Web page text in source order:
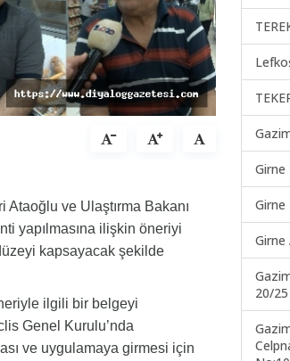
Ataoğlu ve Ulaştırma Bakanı
yapılmasına ilişkin öneriyi
kapsayacak şekilde
ilgili bir belgeyi
Genel Kurulu’nda
ve uygulamaya girmesi için
Girne
Girne
20/25